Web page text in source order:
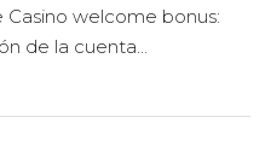
welcome bonus:
de la cuenta...